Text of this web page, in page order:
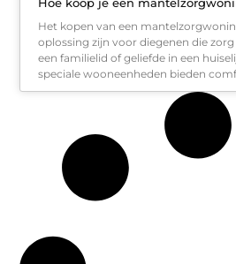
Het kopen van een
oplossing zijn voor diegenen die
een familielid of geliefde in een
speciale wooneenheden bieden